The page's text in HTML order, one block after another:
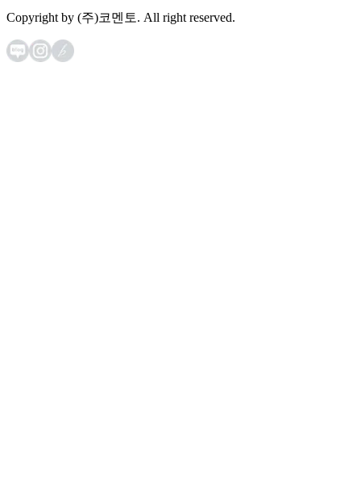
Copyright by (주)코멘토. All right reserved.